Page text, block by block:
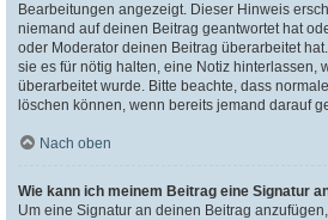
Bearbeitungen angezeigt. Dieser Hinweis
niemand auf deinen Beitrag geantwortet hat
oder Moderator deinen Beitrag überarbeitet
sie es für nötig halten, eine Notiz hinterlassen,
überarbeitet wurde. Bitte beachte, dass
löschen können, wenn bereits jemand darauf
Nach oben
Wie kann ich meinem Beitrag eine Signatur
Um eine Signatur an deinen Beitrag